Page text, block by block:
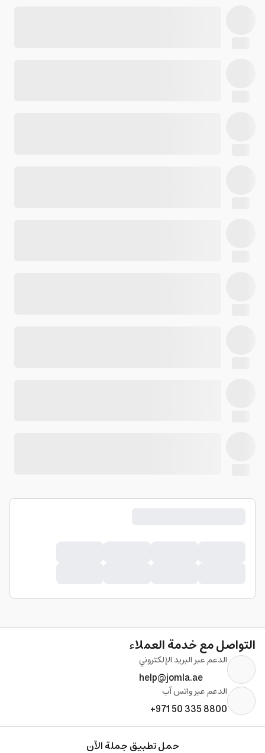
التواصل مع خدمة العملاء
الدعم عبر البريد الإلكتروني
help@jomla.ae
الدعم عبر واتس آب
+971 50 335 8800
حمل تطبيق جملة الآن